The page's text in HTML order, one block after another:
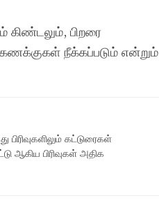
பிறரை
நீக்கப்படும் என்றும்
கட்டுரைகள்
ஆகிய பிரிவுகள் அதிக